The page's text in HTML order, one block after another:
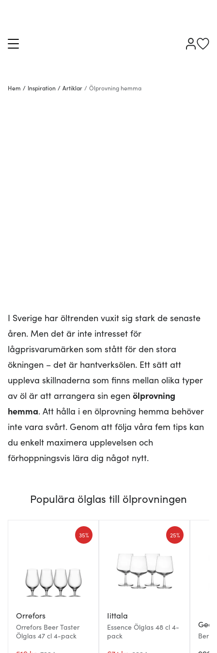
Hem / Inspiration / Artiklar / Ölprovning hemma
I Sverige har öltrenden vuxit sig stark de senaste
åren. Men det är inte intresset för
lågprisvarumärken som stått för den stora
ökningen – det är hantverksölen. Ett sätt att
uppleva skillnaderna som finns mellan olika typer
av öl är att arrangera sin egen ölprovning
hemma. Att hålla i en ölprovning hemma behöver
inte vara svårt. Genom att följa våra fem tips kan
du enkelt maximera upplevelsen och
förhoppningsvis lära dig något nytt.
Populära ölglas till ölprovningen
Orrefors
Orrefors Beer Taster
Ölglas 47 cl 4-pack
35%
Iittala
Essence Ölglas 48 cl 4-
pack
25%